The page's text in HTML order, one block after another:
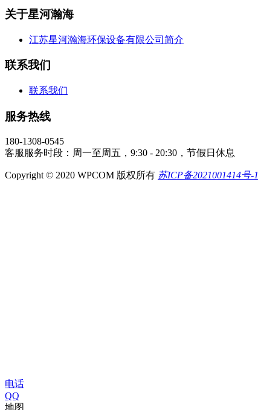
关于星河瀚海
江苏星河瀚海环保设备有限公司简介
联系我们
联系我们
服务热线
180-1308-0545
客服服务时段：周一至周五，9:30 - 20:30，节假日休息
Copyright © 2020 WPCOM 版权所有 苏ICP备2021001414号-1
电话
QQ
地图